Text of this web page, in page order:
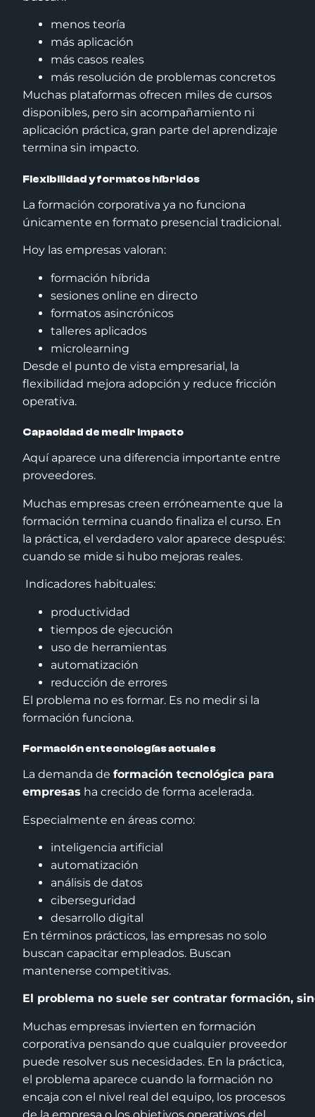
menos teoría
más aplicación
más casos reales
más resolución de problemas concretos
Muchas plataformas ofrecen miles de cursos
disponibles, pero sin acompañamiento ni
aplicación práctica, gran parte del aprendizaje
termina sin impacto.
Flexibilidad y formatos híbridos
La formación corporativa ya no funciona
únicamente en formato presencial tradicional.
Hoy las empresas valoran:
formación híbrida
sesiones online en directo
formatos asincrónicos
talleres aplicados
microlearning
Desde el punto de vista empresarial, la
flexibilidad mejora adopción y reduce fricción
operativa.
Capacidad de medir impacto
Aquí aparece una diferencia importante entre
proveedores.
Muchas empresas creen erróneamente que la
formación termina cuando finaliza el curso. En
la práctica, el verdadero valor aparece después:
cuando se mide si hubo mejoras reales.
Indicadores habituales:
productividad
tiempos de ejecución
uso de herramientas
automatización
reducción de errores
El problema no es formar. Es no medir si la
formación funciona.
Formación en tecnologías actuales
La demanda deformación tecnológica para
empresas ha crecido de forma acelerada.
Especialmente en áreas como:
inteligencia artificial
automatización
análisis de datos
ciberseguridad
desarrollo digital
En términos prácticos, las empresas no solo
buscan capacitar empleados. Buscan
mantenerse competitivas.
El problema no suele ser contratar formación,
Muchas empresas invierten en formación
corporativa pensando que cualquier proveedor
puede resolver sus necesidades. En la práctica,
el problema aparece cuando la formación no
encaja con el nivel real del equipo, los procesos
de la empresa o los objetivos operativos del